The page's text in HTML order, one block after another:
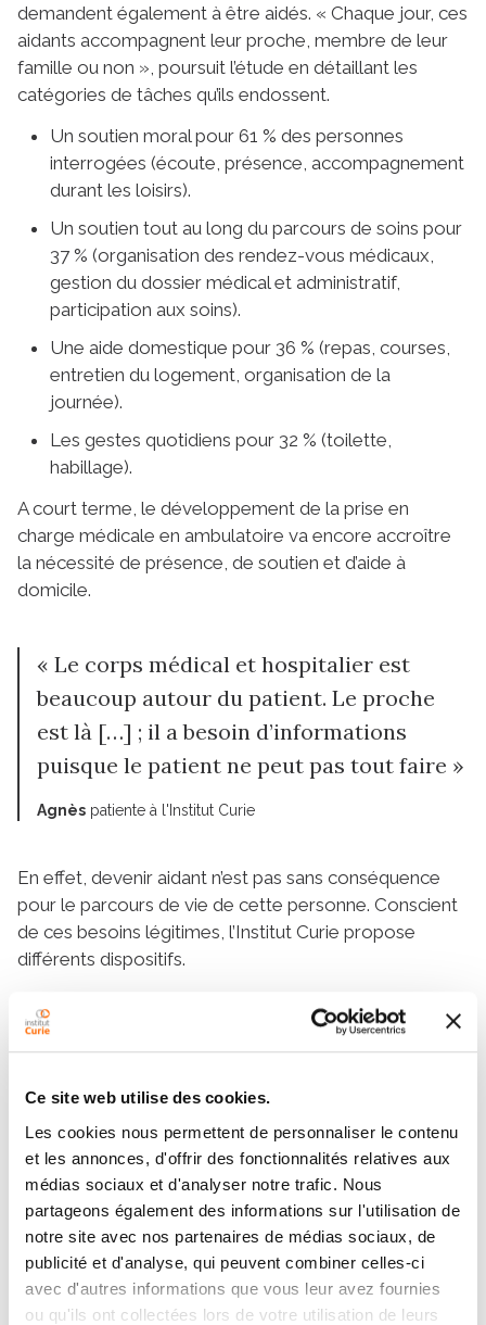
Ce site web utilise des cookies.
Les cookies nous permettent de personnaliser le contenu
et les annonces, d'offrir des fonctionnalités relatives aux
médias sociaux et d'analyser notre trafic. Nous
partageons également des informations sur l'utilisation de
notre site avec nos partenaires de médias sociaux, de
publicité et d'analyse, qui peuvent combiner celles-ci
avec d'autres informations que vous leur avez fournies
ou qu'ils ont collectées lors de votre utilisation de leurs
demandent également à être aidés. « Chaque jour, ces
aidants accompagnent leur proche, membre de leur
famille ou non », poursuit l’étude en détaillant les
catégories de tâches qu’ils endossent.
Un soutien moral pour 61 % des personnes
interrogées (écoute, présence, accompagnement
durant les loisirs).
Un soutien tout au long du parcours de soins pour
37 % (organisation des rendez-vous médicaux,
gestion du dossier médical et administratif,
participation aux soins).
Une aide domestique pour 36 % (repas, courses,
entretien du logement, organisation de la
journée).
Les gestes quotidiens pour 32 % (toilette,
habillage).
A court terme, le développement de la prise en
charge médicale en ambulatoire va encore accroître
la nécessité de présence, de soutien et d’aide à
domicile.
« Le corps médical et hospitalier est
beaucoup autour du patient. Le proche
est là […] ; il a besoin d’informations
puisque le patient ne peut pas tout faire »
Agnès patiente à l'Institut Curie
En effet, devenir aidant n’est pas sans conséquence
pour le parcours de vie de cette personne. Conscient
de ces besoins légitimes, l’Institut Curie propose
différents dispositifs.
« En cancérologie, la prise en charge
systématique un soutien des proches. Il
représente un rôle essentiel auprès des
patients. Dans son parcours de soins à
l’Institut Curie, le patient peut être
accompagné à tout moment. Avec son
accord, les proches sont reçus par les
oncologues s'ils le souhaitent. »